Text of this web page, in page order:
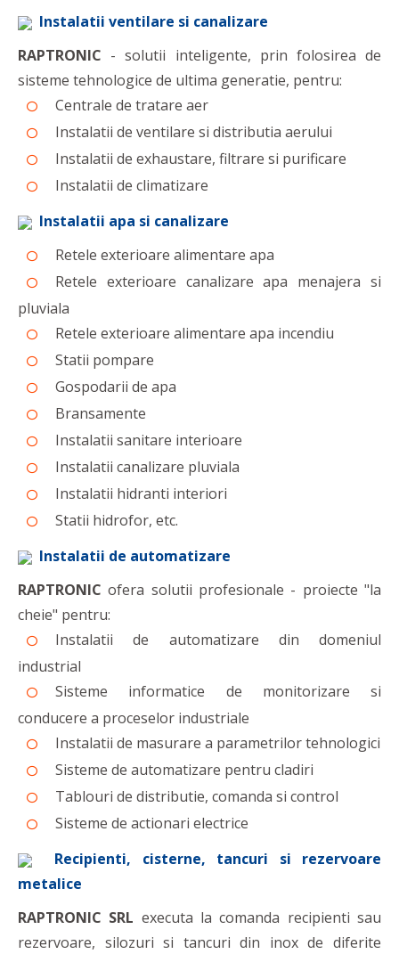
Instalatii ventilare si canalizare
RAPTRONIC - solutii inteligente, prin folosirea de
sisteme tehnologice de ultima generatie, pentru:
Centrale de tratare aer
Instalatii de ventilare si distributia aerului
Instalatii de exhaustare, filtrare si purificare
Instalatii de climatizare
Instalatii apa si canalizare
Retele exterioare alimentare apa
Retele exterioare canalizare apa menajera si
pluviala
Retele exterioare alimentare apa incendiu
Statii pompare
Gospodarii de apa
Bransamente
Instalatii sanitare interioare
Instalatii canalizare pluviala
Instalatii hidranti interiori
Statii hidrofor, etc.
Instalatii de automatizare
RAPTRONIC ofera solutii profesionale - proiecte "la
cheie" pentru:
Instalatii de automatizare din domeniul
industrial
Sisteme informatice de monitorizare si
conducere a proceselor industriale
Instalatii de masurare a parametrilor tehnologici
Sisteme de automatizare pentru cladiri
Tablouri de distributie, comanda si control
Sisteme de actionari electrice
Recipienti, cisterne, tancuri si rezervoare
metalice
RAPTRONIC SRL executa la comanda recipienti sau
rezervoare, silozuri si tancuri din inox de diferite